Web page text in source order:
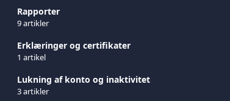
Rapporter
9 artikler
Erklæringer og certifikater
1 artikel
Lukning af konto og inaktivitet
3 artikler